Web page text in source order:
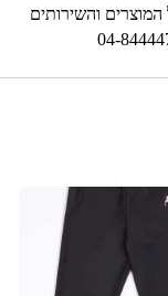
והשירותים